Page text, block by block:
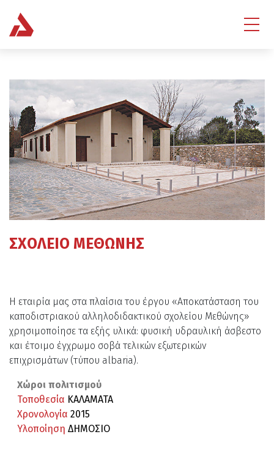
ΣΧΟΛΕΙΟ ΜΕΘΩΝΗΣ
Η εταιρία μας στα πλαίσια του έργου «Αποκατάσταση του
καποδιστριακού αλληλοδιδακτικού σχολείου Μεθώνης»
χρησιμοποίησε τα εξής υλικά: φυσική υδραυλική άσβεστο
και έτοιμο έγχρωμο σοβά τελικών εξωτερικών
επιχρισμάτων (τύπου albaria).
Χώροι πολιτισμού
Τοποθεσία ΚΑΛΑΜΑΤΑ
Χρονολογία 2015
Υλοποίηση ΔΗΜΟΣΙΟ